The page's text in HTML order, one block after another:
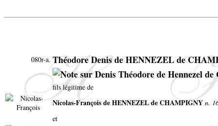
080r-a. Théodore Denis de HENNEZEL de
fils légitime de
Nicolas-François de HENNEZEL de CHAMPIGNY n.
et